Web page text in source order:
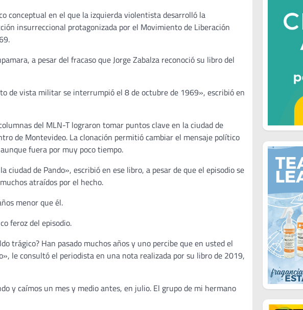
conceptual en el que la izquierda violentista desarrolló la
insurreccional protagonizada por el Movimiento de Liberación
a pesar del fracaso que Jorge Zabalza reconoció su libro del
de vista militar se interrumpió el 8 de octubre de 1969», escribió en
del MLN-T lograron tomar puntos clave en la ciudad de
de Montevideo. La clonación permitió cambiar el mensaje político
fuera por muy poco tiempo.
de Pando», escribió en ese libro, a pesar de que el episodio se
atraídos por el hecho.
menor que él.
feroz del episodio.
trágico? Han pasado muchos años y uno percibe que en usted el
le consultó el periodista en una nota realizada por su libro de 2019,
y caímos un mes y medio antes, en julio. El grupo de mi hermano